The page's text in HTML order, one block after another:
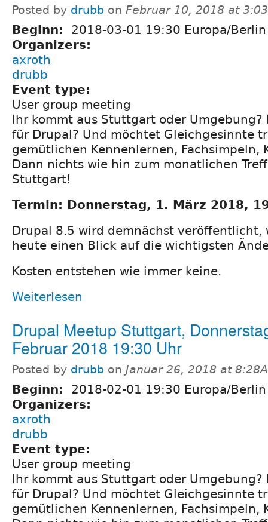
Posted by drubb on Februar 10, 2018 at
Beginn:
2018-03-01 19:30 Europa/Berlin
Organizers:
axroth
drubb
Event type:
User group meeting
Ihr kommt aus Stuttgart oder Umgebung?
für Drupal? Und möchtet Gleichgesinnte
gemütlichen Kennenlernen, Fachsimpeln,
Dann nichts wie hin zum monatlichen
Stuttgart!
Termin: Donnerstag, 1. März 2018,
Drupal 8.5 wird demnächst veröffentlicht,
heute einen Blick auf die wichtigsten
Kosten entstehen wie immer keine.
Weiterlesen
Drupal Meetup Stuttgart,
Februar 2018 19:30 Uhr
Posted by drubb on Januar 26, 2018 at
Beginn:
2018-02-01 19:30 Europa/Berlin
Organizers:
axroth
drubb
Event type:
User group meeting
Ihr kommt aus Stuttgart oder Umgebung?
für Drupal? Und möchtet Gleichgesinnte
gemütlichen Kennenlernen, Fachsimpeln,